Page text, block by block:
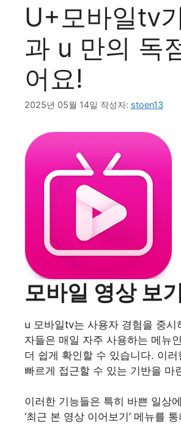
U+모바일tv
과 u 만의 독
어요!
2025년 05월 14일 작성자: stoen13
모바일 영상 보
u 모바일tv는 사용자 경험을 중
자들은 매일 자주 사용하는 메뉴
더 쉽게 확인할 수 있습니다. 이
빠르게 접근할 수 있는 기반을 마
이러한 기능들은 특히 바쁜 일상
‘최근 본 영상 이어보기’ 메뉴를